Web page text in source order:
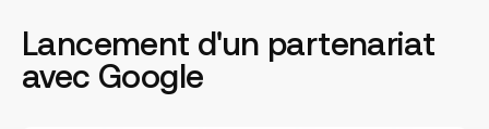
Lancement d'un partenariat
avec Google